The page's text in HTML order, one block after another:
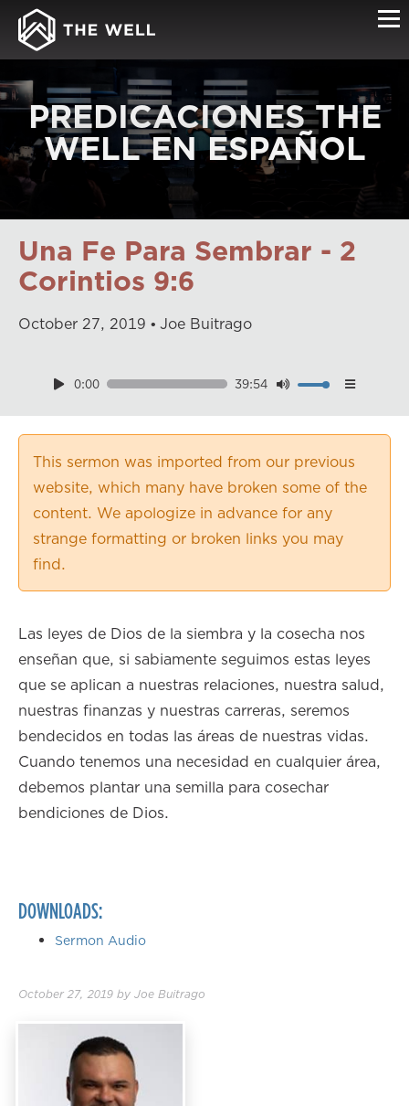
PREDICACIONES THE
WELL EN ESPAÑOL
Una Fe Para Sembrar - 2
Corintios 9:6
October 27, 2019 Joe Buitrago
0:00 39:54Download
0.75×
1.00×
1.25×
1.75×
This sermon was imported from our previous
website, which many have broken some of the
content. We apologize in advance for any
strange formatting or broken links you may
find.
Las leyes de Dios de la siembra y la cosecha nos
enseñan que, si sabiamente seguimos estas leyes
que se aplican a nuestras relaciones, nuestra salud,
nuestras finanzas y nuestras carreras, seremos
bendecidos en todas las áreas de nuestras vidas.
Cuando tenemos una necesidad en cualquier área,
debemos plantar una semilla para cosechar
bendiciones de Dios.
DOWNLOADS:
Sermon Audio
October 27, 2019 by Joe Buitrago